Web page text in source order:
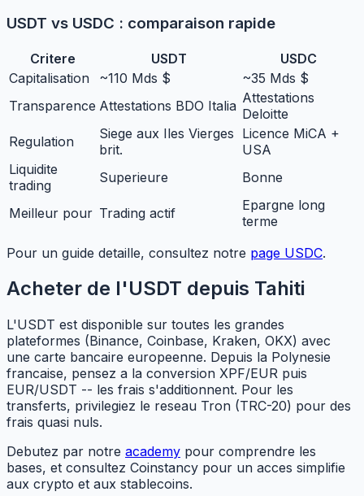
USDT vs USDC : comparaison rapide
Critere USDT
USDC
Capitalisation
~110 Mds $
~35 Mds $
Transparence Attestations BDO Italia Attestations
Deloitte
Regulation
Siege aux Iles Vierges
brit.
Licence MiCA +
USA
Liquidite
trading
Superieure Bonne
Meilleur pour Trading actif
Epargne long
terme
Pour un guide detaille, consultez notre page USDC.
Acheter de l'USDT depuis Tahiti
L'USDT est disponible sur toutes les grandes
plateformes (Binance, Coinbase, Kraken, OKX) avec
une carte bancaire europeenne. Depuis la Polynesie
francaise, pensez a la conversion XPF/EUR puis
EUR/USDT -- les frais s'additionnent. Pour les
transferts, privilegiez le reseau Tron (TRC-20) pour des
frais quasi nuls.
Debutez par notre academy pour comprendre les
bases, et consultez Coinstancy pour un acces simplifie
aux crypto et aux stablecoins.